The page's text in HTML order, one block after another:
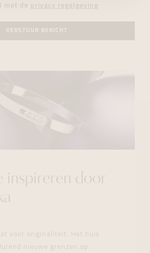
met de privacy regelgeving
VERSTUUR BERICHT
inspireren door
voor originaliteit. Het huis
nieuwe grenzen op.